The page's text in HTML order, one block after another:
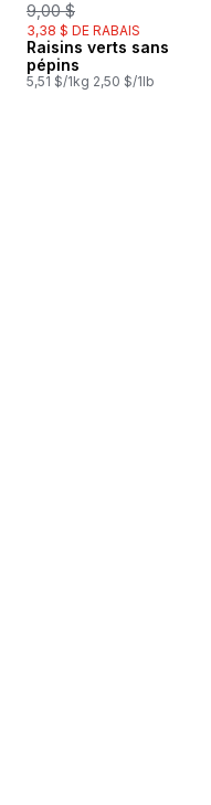
9,00 $
3,38 $ DE RABAIS
Raisins verts sans
pépins
5,51 $/1kg 2,50 $/1lb